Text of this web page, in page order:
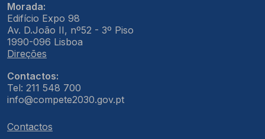
Morada:
Edifício Expo 98
Av. D.João II, nº52 - 3º Piso
1990-096 Lisboa
Direções
Contactos:
Tel: 211 548 700
info@compete2030.gov.pt
Contactos